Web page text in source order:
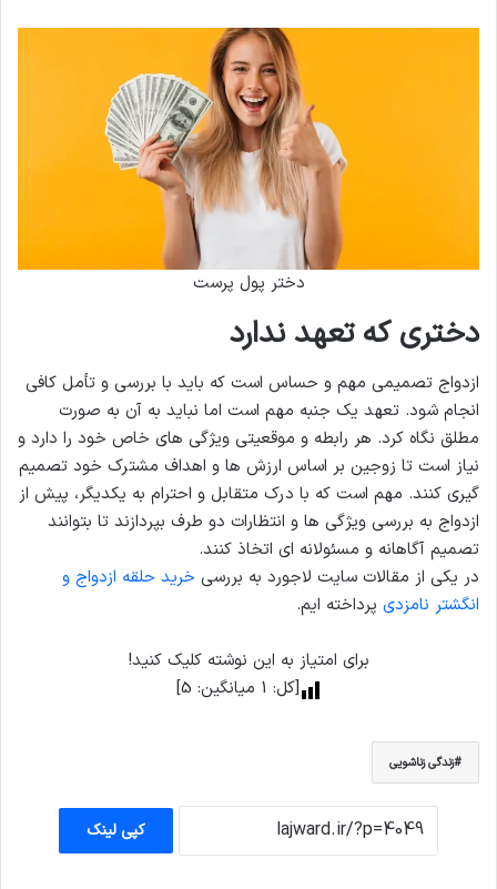
دختر پول پرست
دختری که تعهد ندارد
ازدواج تصمیمی مهم و حساس است که باید با بررسی و تأمل کافی
انجام شود. تعهد یک جنبه مهم است اما نباید به آن به صورت
مطلق نگاه کرد. هر رابطه و موقعیتی ویژگی های خاص خود را دارد و
نیاز است تا زوجین بر اساس ارزش ها و اهداف مشترک خود تصمیم
گیری کنند. مهم است که با درک متقابل و احترام به یکدیگر، پیش از
ازدواج به بررسی ویژگی ها و انتظارات دو طرف بپردازند تا بتوانند
تصمیم آگاهانه و مسئولانه ای اتخاذ کنند.
در یکی از مقالات سایت لاجورد به بررسی خرید حلقه ازدواج و
انگشتر نامزدی پرداخته ایم.
برای امتیاز به این نوشته کلیک کنید!
[کل: 1 میانگین: 5
]
زندگی زناشویی
کپی لینک